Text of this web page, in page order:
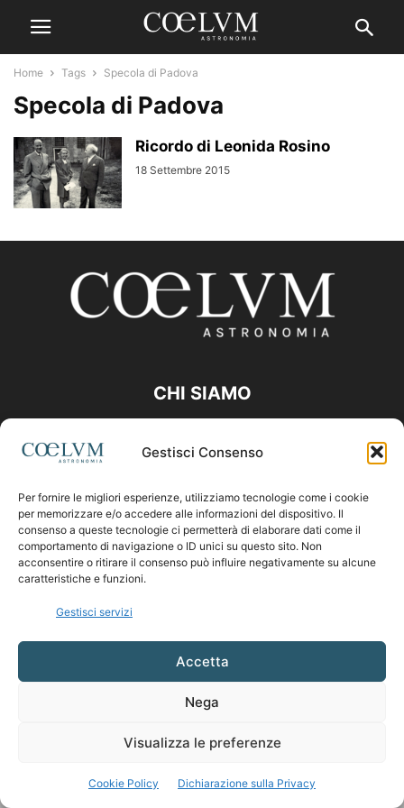
Gestisci Consenso
Per fornire le migliori esperienze, utilizziamo tecnologie come i cookie
per memorizzare e/o accedere alle informazioni del dispositivo. Il
consenso a queste tecnologie ci permetterà di elaborare dati come il
comportamento di navigazione o ID unici su questo sito. Non
acconsentire o ritirare il consenso può influire negativamente su alcune
caratteristiche e funzioni.
Gestisci servizi
Accetta
Nega
Visualizza le preferenze
Cookie Policy Dichiarazione sulla Privacy
Home Tags Specola di Padova
Specola di Padova
Ricordo di Leonida Rosino
18 Settembre 2015
CHI SIAMO
Contattaci:coelumastro@coelum.com
SEGUICI